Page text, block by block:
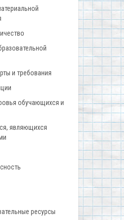
и требования
обучающихся и
являющихся
ресурсы